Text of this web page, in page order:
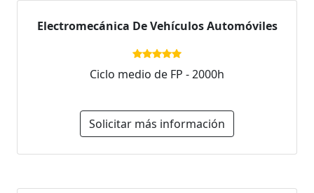
Electromecánica De Vehículos Automóviles
Ciclo medio de FP - 2000h
Solicitar más información